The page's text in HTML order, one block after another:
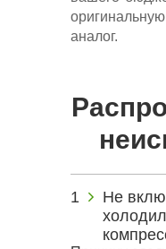
аналог.
Не